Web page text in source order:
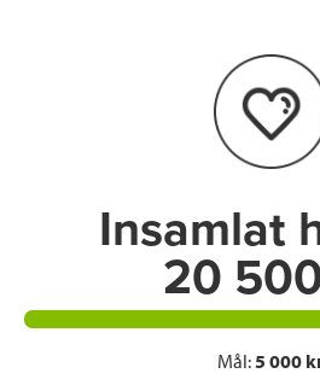
e
I
n
Insamlat
20
Mål:5 000